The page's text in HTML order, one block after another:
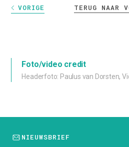
VORIGE TERUG NAAR
Foto/video credit
Headerfoto: Paulus van Dorsten,
NIEUWSBRIEF